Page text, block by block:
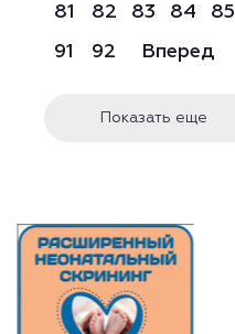
81
82 83 84 85
91
92 Вперед
Показать еще